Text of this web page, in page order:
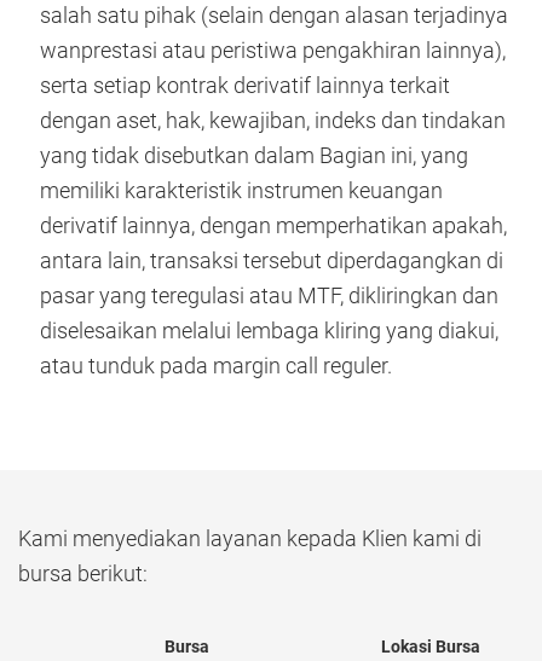
salah satu pihak (selain dengan alasan terjadinya
wanprestasi atau peristiwa pengakhiran lainnya),
serta setiap kontrak derivatif lainnya terkait
dengan aset, hak, kewajiban, indeks dan tindakan
yang tidak disebutkan dalam Bagian ini, yang
memiliki karakteristik instrumen keuangan
derivatif lainnya, dengan memperhatikan apakah,
antara lain, transaksi tersebut diperdagangkan di
pasar yang teregulasi atau MTF, dikliringkan dan
diselesaikan melalui lembaga kliring yang diakui,
atau tunduk pada margin call reguler.
Kami menyediakan layanan kepada Klien kami di
bursa berikut:
Bursa Lokasi Bursa